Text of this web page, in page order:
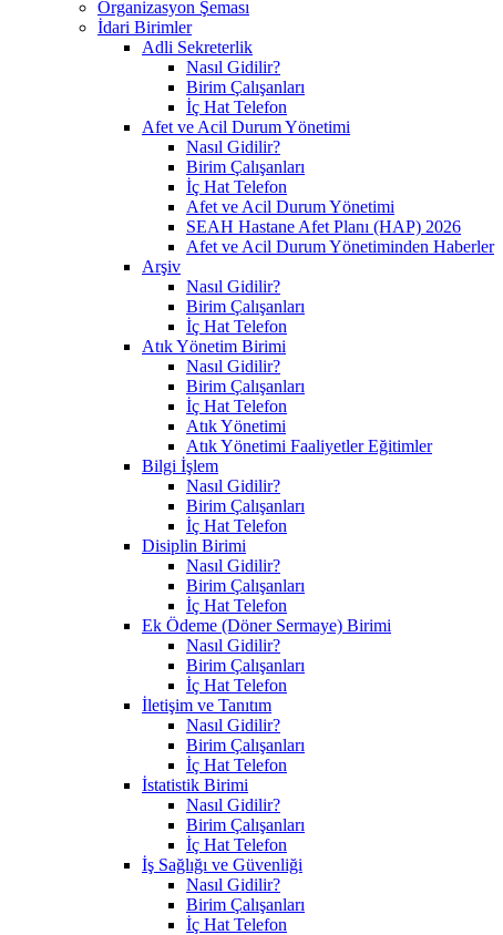
Organizasyon Şeması
İdari Birimler
Adli Sekreterlik
Nasıl Gidilir?
Birim Çalışanları
İç Hat Telefon
Afet ve Acil Durum Yönetimi
Nasıl Gidilir?
Birim Çalışanları
İç Hat Telefon
Afet ve Acil Durum Yönetimi
SEAH Hastane Afet Planı (HAP) 2026
Afet ve Acil Durum Yönetiminden Haberler
Arşiv
Nasıl Gidilir?
Birim Çalışanları
İç Hat Telefon
Atık Yönetim Birimi
Nasıl Gidilir?
Birim Çalışanları
İç Hat Telefon
Atık Yönetimi
Atık Yönetimi Faaliyetler Eğitimler
Bilgi İşlem
Nasıl Gidilir?
Birim Çalışanları
İç Hat Telefon
Disiplin Birimi
Nasıl Gidilir?
Birim Çalışanları
İç Hat Telefon
Ek Ödeme (Döner Sermaye) Birimi
Nasıl Gidilir?
Birim Çalışanları
İç Hat Telefon
İletişim ve Tanıtım
Nasıl Gidilir?
Birim Çalışanları
İç Hat Telefon
İstatistik Birimi
Nasıl Gidilir?
Birim Çalışanları
İç Hat Telefon
İş Sağlığı ve Güvenliği
Nasıl Gidilir?
Birim Çalışanları
İç Hat Telefon